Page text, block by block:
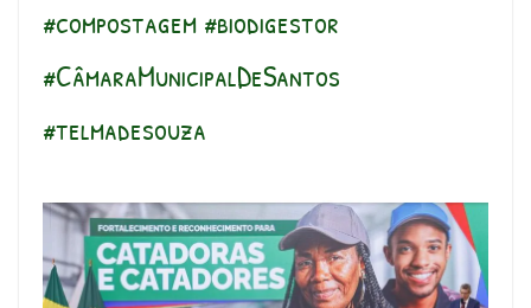
#compostagem #biodigestor
#CâmaraMunicipalDeSantos
#telmadesouza